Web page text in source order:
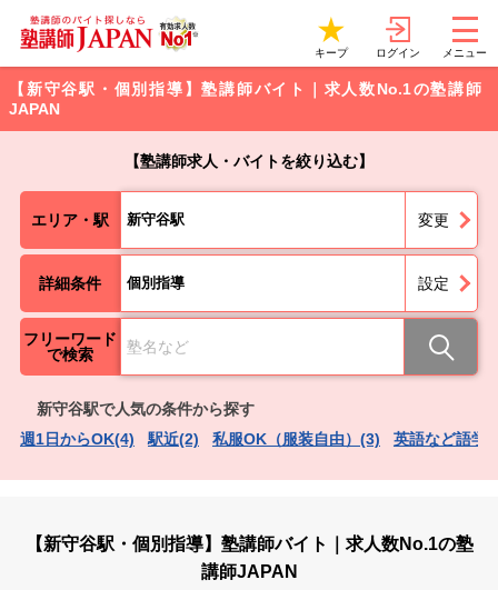
キープ ログイン メニュー
【新守谷駅・個別指導】塾講師バイト｜求人数No.1の塾講師
JAPAN
【塾講師求人・バイトを絞り込む】
エリア・駅 新守谷駅 変更
詳細条件 個別指導 設定
フリーワード
で検索
新守谷駅で人気の条件から探す
週1日からOK(4)
駅近(2) 私服OK（服装自由）(3) 英語など語学
【新守谷駅・個別指導】塾講師バイト｜求人数No.1の塾
講師JAPAN